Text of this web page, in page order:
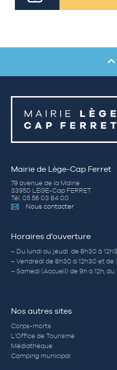
Mairie de Lège-Cap Ferret
79 avenue de la Mairie
33950 LÈGE-Cap FERRET
Tél. 05 56 03 84 00
Nous contacter
Horaires d’ouverture
– Du lundi au jeudi de 8h30 à
– Vendredi de 8h30 à 12h30 et de
– Samedi (Accueil) de 9h à 12h, du
Nos autres sites
Corps-morts
L’Office de Tourisme
Médiathèque
Camping municipal